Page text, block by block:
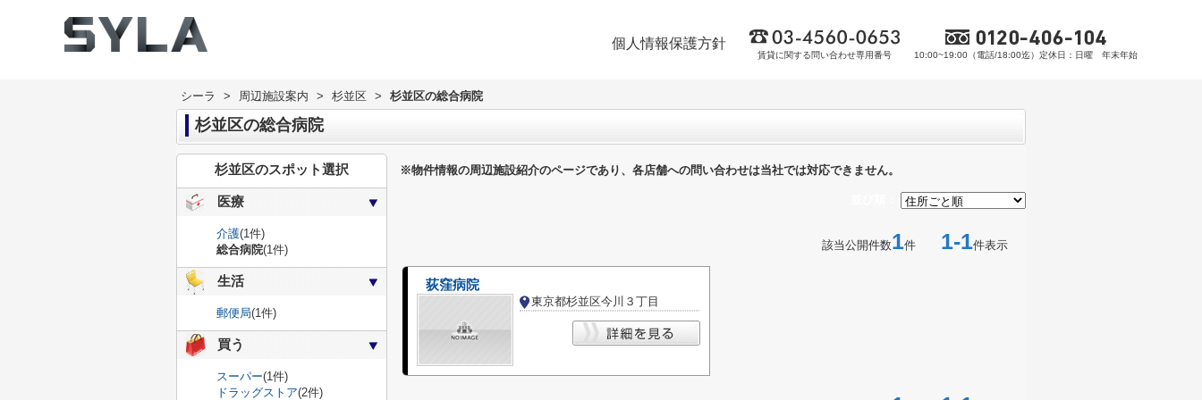
個人情報保護方針
賃貸に関する問い合わせ専用番号 10:00~19:00（電話/18:00迄）定休日：日曜 年末年始
シーラ > 周辺施設案内 > 杉並区 > 杉並区の総合病院
杉並区の総合病院
※物件情報の周辺施設紹介のページであり、各店舗への問い合わせは当社では対応できません。
該当公開件数1件 1-1件表示
荻窪病院
東京都杉並区今川３丁目
杉並区のスポット選択
医療
介護(1件)
総合病院(1件)
生活
郵便局(1件)
買う
スーパー(1件)
ドラッグストア(2件)